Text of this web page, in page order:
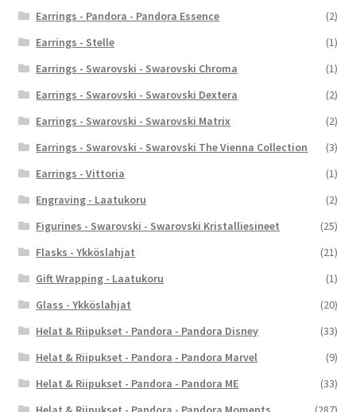
Earrings - Pandora - Pandora Essence
(2)
Earrings - Stelle
(1)
Earrings - Swarovski - Swarovski Chroma
(1)
Earrings - Swarovski - Swarovski Dextera
(2)
Earrings - Swarovski - Swarovski Matrix
(2)
Earrings - Swarovski - Swarovski The Vienna Collection
(3)
Earrings - Vittoria
(1)
Engraving - Laatukoru
(2)
Figurines - Swarovski - Swarovski Kristalliesineet
(25)
Flasks - Ykköslahjat
(21)
Gift Wrapping - Laatukoru
(1)
Glass - Ykköslahjat
(20)
Helat & Riipukset - Pandora - Pandora Disney
(33)
Helat & Riipukset - Pandora - Pandora Marvel
(9)
Helat & Riipukset - Pandora - Pandora ME
(33)